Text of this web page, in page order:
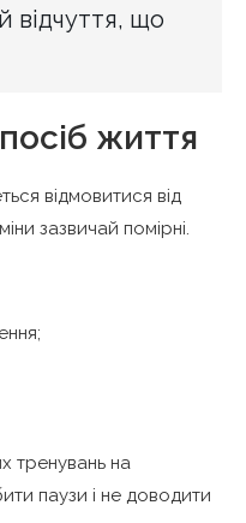
відчуття, що
життя
відмовитися від
зазвичай помірні.
тренувань на
паузи і не доводити